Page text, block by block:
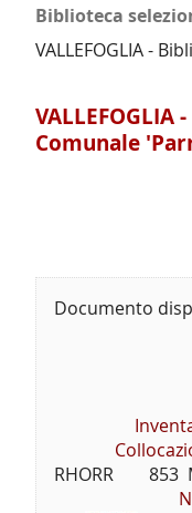
Biblioteca
VALLEFOGLIA -
VALLEFOGLIA
Comunale
Documento
RHORR        853